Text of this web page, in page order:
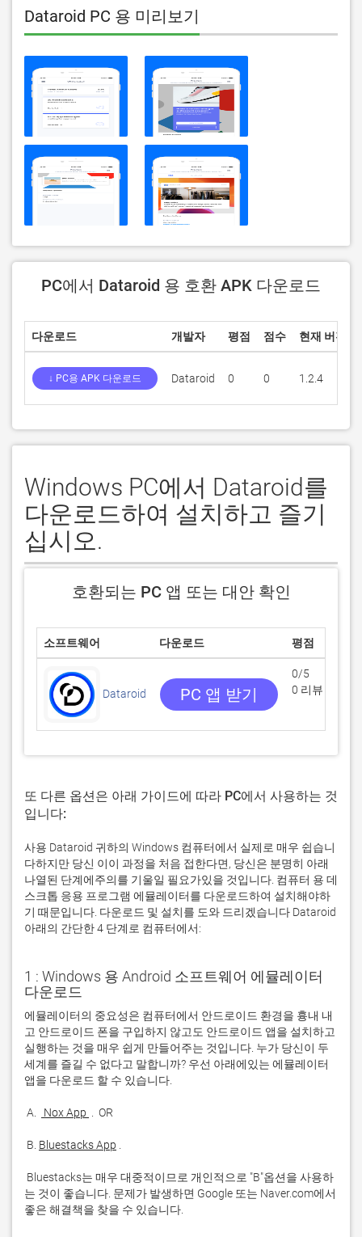
Dataroid PC 용 미리보기
PC에서 Dataroid 용 호환 APK 다운로드
다운로드 개발자 평점 점수 현재 버전
↓ PC용 APK 다운로드 Dataroid 0 0 1.2.4
Windows PC에서 Dataroid를
다운로드하여 설치하고 즐기
십시오.
호환되는 PC 앱 또는 대안 확인
소프트웨어 다운로드 평점
Dataroid PC 앱 받기
0/5
0 리뷰
또 다른 옵션은 아래 가이드에 따라 PC에서 사용하는 것
입니다:
사용 Dataroid 귀하의 Windows 컴퓨터에서 실제로 매우 쉽습니
다하지만 당신 이이 과정을 처음 접한다면, 당신은 분명히 아래
나열된 단계에주의를 기울일 필요가있을 것입니다. 컴퓨터 용 데
스크톱 응용 프로그램 에뮬레이터를 다운로드하여 설치해야하
기 때문입니다. 다운로드 및 설치를 도와 드리겠습니다 Dataroid
아래의 간단한 4 단계로 컴퓨터에서:
1 : Windows 용 Android 소프트웨어 에뮬레이터
다운로드
에뮬레이터의 중요성은 컴퓨터에서 안드로이드 환경을 흉내 내
고 안드로이드 폰을 구입하지 않고도 안드로이드 앱을 설치하고
실행하는 것을 매우 쉽게 만들어주는 것입니다. 누가 당신이 두
세계를 즐길 수 없다고 말합니까? 우선 아래에있는 에뮬레이터
A. Nox App
B. Bluestacks App
는 것이 좋습니다. 문제가 발생하면 Google 또는 Naver.com에서
좋은 해결책을 찾을 수 있습니다.